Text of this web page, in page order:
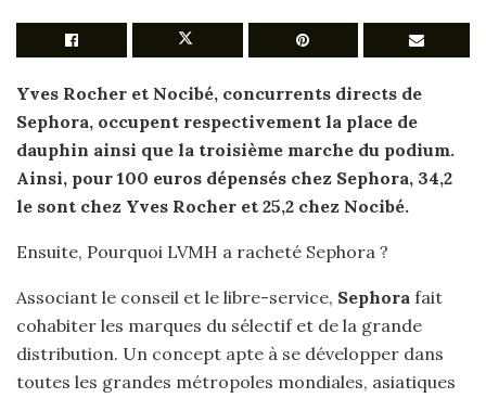
Yves Rocher et Nocibé, concurrents directs de
Sephora, occupent respectivement la place de
dauphin ainsi que la troisième marche du podium.
Ainsi, pour 100 euros dépensés chez Sephora, 34,2
le sont chez Yves Rocher et 25,2 chez Nocibé.
Ensuite, Pourquoi LVMH a racheté Sephora ?
Associant le conseil et le libre-service, Sephora fait
cohabiter les marques du sélectif et de la grande
distribution. Un concept apte à se développer dans
toutes les grandes métropoles mondiales, asiatiques